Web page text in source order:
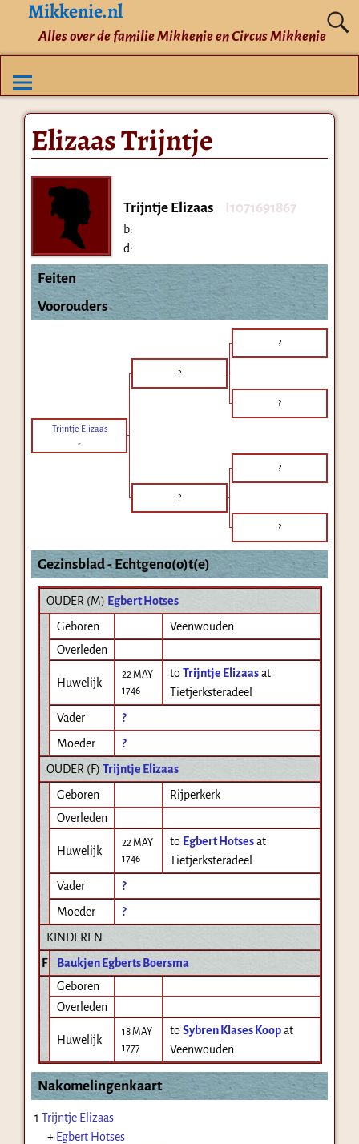
Mikkenie.nl
Alles over de familie Mikkenie en Circus Mikkenie
Elizaas Trijntje
Trijntje Elizaas I1071691867
b:
d:
Feiten
Voorouders
?
?
?
Trijntje Elizaas
-
?
?
?
Gezinsblad - Echtgeno(o)t(e)
OUDER (M) Egbert Hotses
Geboren
Veenwouden
Overleden
Huwelijk
22 MAY
1746
toTrijntje Elizaas at
Tietjerksteradeel
Vader
?
Moeder
?
OUDER (F) Trijntje Elizaas
Geboren
Rijperkerk
Overleden
Huwelijk
22 MAY
1746
to Egbert Hotses at
Tietjerksteradeel
Vader
?
Moeder
?
KINDEREN
F
Baukjen Egberts Boersma
Geboren
Overleden
Huwelijk
18 MAY
1777
toSybren Klases Koop at
Veenwouden
Nakomelingenkaart
1 Trijntje Elizaas
+ Egbert Hotses